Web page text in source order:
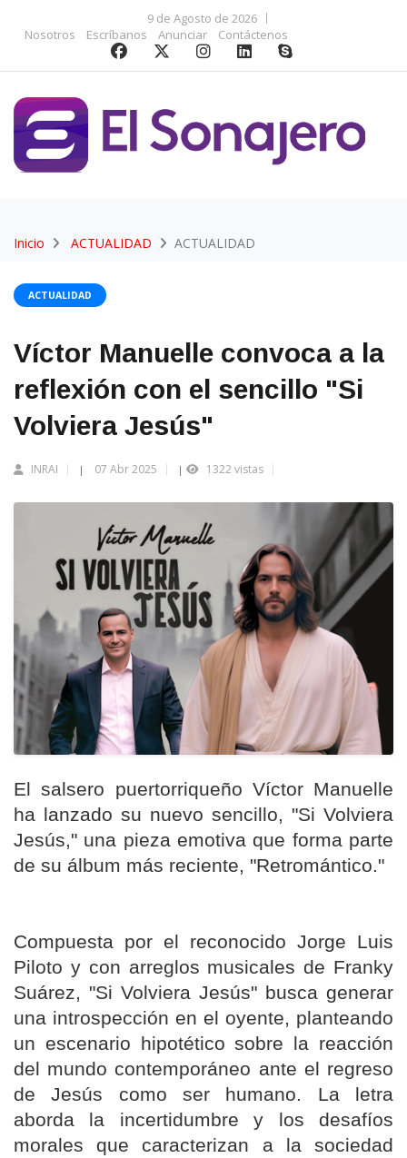
9 de Agosto de 2026
Nosotros
Escríbanos Anunciar Contáctenos
Inicio ACTUALIDAD ACTUALIDAD
ACTUALIDAD
Víctor Manuelle convoca a la
reflexión con el sencillo "Si
Volviera Jesús"
INRAI | 07 Abr 2025 | 1322 vistas
El salsero puertorriqueño Víctor Manuelle
ha lanzado su nuevo sencillo, "Si Volviera
Jesús," una pieza emotiva que forma parte
de su álbum más reciente, "Retromántico."
Compuesta por el reconocido Jorge Luis
Piloto y con arreglos musicales de Franky
Suárez, "Si Volviera Jesús" busca generar
una introspección en el oyente, planteando
un escenario hipotético sobre la reacción
del mundo contemporáneo ante el regreso
de Jesús como ser humano. La letra
aborda la incertidumbre y los desafíos
morales que caracterizan a la sociedad